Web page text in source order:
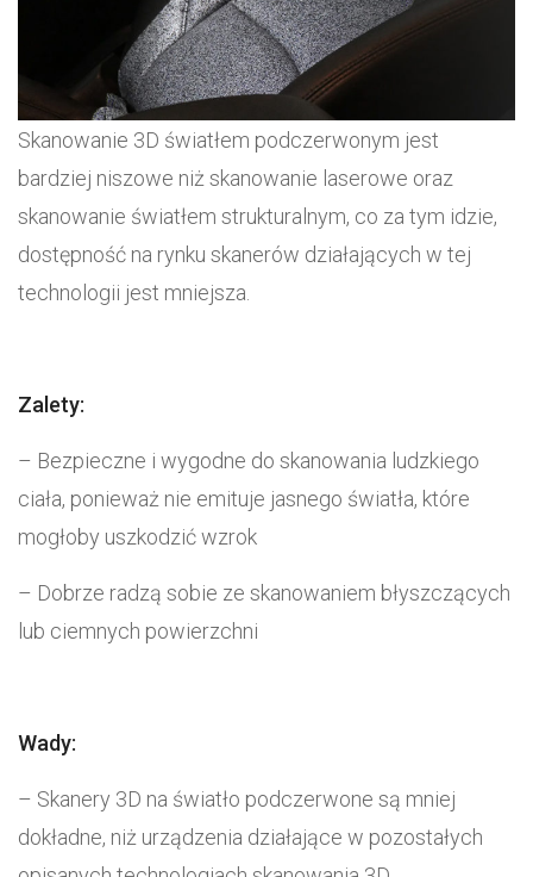
Skanowanie 3D światłem podczerwonym jest
bardziej niszowe niż skanowanie laserowe oraz
skanowanie światłem strukturalnym, co za tym idzie,
dostępność na rynku skanerów działających w tej
technologii jest mniejsza.
Zalety:
– Bezpieczne i wygodne do skanowania ludzkiego
ciała, ponieważ nie emituje jasnego światła, które
mogłoby uszkodzić wzrok
– Dobrze radzą sobie ze skanowaniem błyszczących
lub ciemnych powierzchni
Wady:
– Skanery 3D na światło podczerwone są mniej
dokładne, niż urządzenia działające w pozostałych